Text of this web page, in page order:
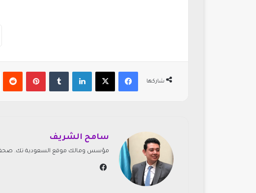
شاركها
فيسبوك لينكدإن بينتيريست
سامح الشريف
مؤسس ومالك موقع السعودية تك. صحفي